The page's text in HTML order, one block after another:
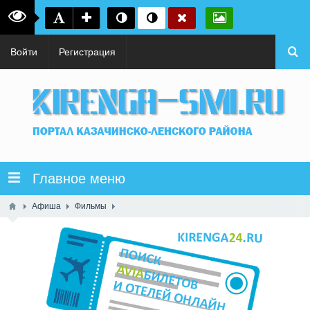
Войти Регистрация
Главное меню
Афиша Фильмы